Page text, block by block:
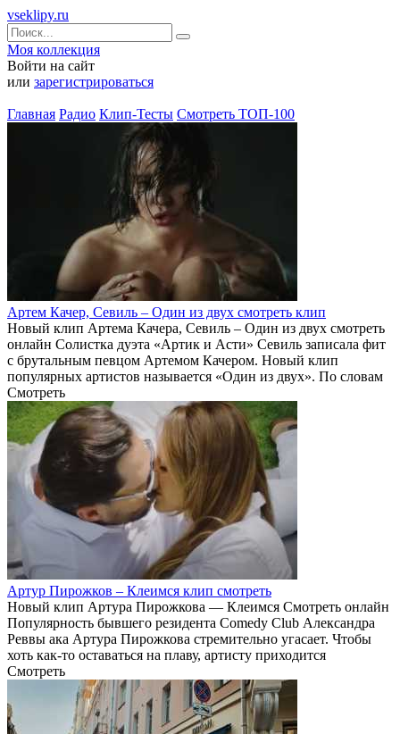
vseklipy.ru
Моя коллекция
Войти на сайт
или зарегистрироваться
Главная Радио Клип-Тесты Смотреть ТОП-100
Артем Качер, Севиль – Один из двух смотреть клип
Новый клип Артема Качера, Севиль – Один из двух смотреть
онлайн Солистка дуэта «Артик и Асти» Севиль записала фит
с брутальным певцом Артемом Качером. Новый клип
популярных артистов называется «Один из двух». По словам
Смотреть
Артур Пирожков – Клеимся клип смотреть
Новый клип Артура Пирожкова — Клеимся Смотреть онлайн
Популярность бывшего резидента Comedy Club Александра
Реввы ака Артура Пирожкова стремительно угасает. Чтобы
хоть как-то оставаться на плаву, артисту приходится
Смотреть